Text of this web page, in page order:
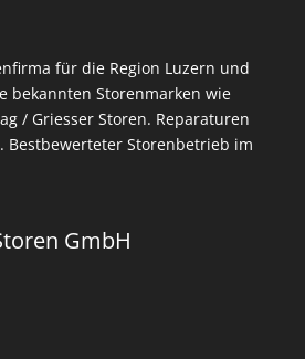
für die Region Luzern und
bekannten Storenmarken wie
/ Griesser Storen. Reparaturen
Bestbewerteter Storenbetrieb im
GmbH